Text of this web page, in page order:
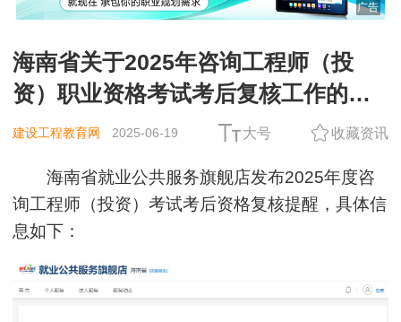
广告
海南省关于2025年咨询工程师（投
资）职业资格考试考后复核工作的通
知
建设工程教育网 2025-06-19 大号 收藏资讯
海南省就业公共服务旗舰店发布2025年度咨
询工程师（投资）考试考后资格复核提醒，具体信
息如下：